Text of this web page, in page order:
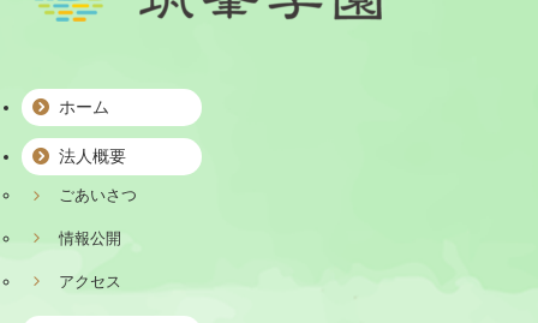
ホーム
法人概要
ごあいさつ
情報公開
アクセス